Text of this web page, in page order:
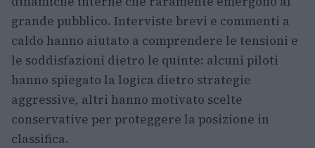
grande pubblico. Interviste brevi e commenti a
caldo hanno aiutato a comprendere le tensioni e
le soddisfazioni dietro le quinte: alcuni piloti
hanno spiegato la logica dietro strategie
aggressive, altri hanno motivato scelte
conservative per proteggere la posizione in
classifica.